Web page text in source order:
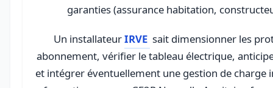
garanties (assurance habitation,
Un installateurIRVE sait dimensionner les
abonnement, vérifier le tableau électrique,
et intégrer éventuellement une gestion de charge